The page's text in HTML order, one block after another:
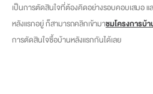
เป็นการตัดสินใจที่ต้องคิดอย่างรอบคอบเสมอ แ
หลังแรกอยู่ ก็สามารถคลิกเข้ามาชมโครงการบ้
การตัดสินใจซื้อบ้านหลังแรกกันได้เลย